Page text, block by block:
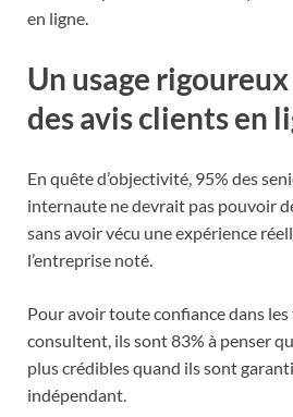
en ligne.
Un usage
des avis clients en
En quête d’objectivité, 95% des
internaute ne devrait pas pouvoir
sans avoir vécu une expérience
l’entreprise noté.
Pour avoir toute confiance dans les
consultent, ils sont 83% à penser
plus crédibles quand ils sont
indépendant.